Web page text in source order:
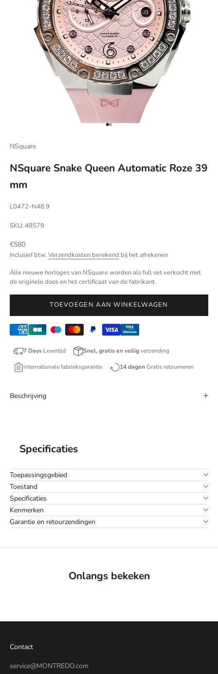
Naar artikel 1
Naar artikel 2
NSquare
NSquare Snake Queen Automatic Roze 39
mm
L0472-N48.9
SKU: 48579
Aanbiedingsprijs
€580
Inclusief btw. Verzendkosten berekend bij het afrekenen
Alle nieuwe horloges van NSquare worden als full set verkocht met
de originele doos en het certificaat van de fabrikant.
TOEVOEGEN AAN WINKELWAGEN
7 Days Levertijd Snel, gratis en veiligverzending
internationale fabrieksgarantie 14 dagenGratis retourneren
Beschrijving
Specificaties
Toepassingsgebied
Toestand
Specificaties
Kenmerken
Garantie en retourzendingen
Onlangs bekeken
Contact
service@MONTREDO.com